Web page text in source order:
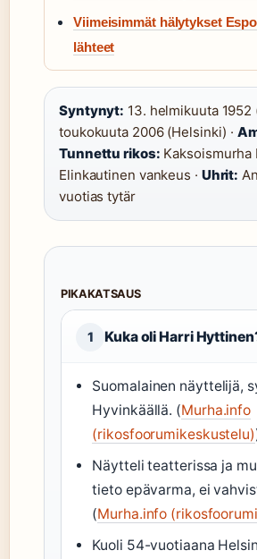
Viimeisimmät hälytykset
lähteet
Syntynyt: 13. helmikuuta 1952
toukokuuta 2006 (Helsinki) ·
Tunnettu rikos: Kaksoismurha
Elinkautinen vankeus · Uhrit:
vuotias tytär
PIKAKATSAUS
1 Kuka oli Harri
Suomalainen näyttelijä,
Hyvinkäällä. (Murha.info
(rikosfoorumikeskustelu)
Näytteli teatterissa ja
tieto epävarma, ei
(Murha.info
Kuoli 54-vuotiaana